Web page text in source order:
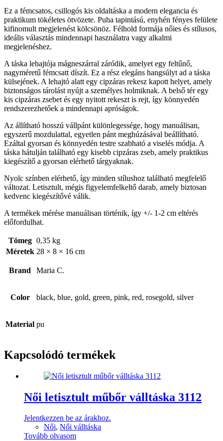
Ez a fémcsatos, csillogós kis oldaltáska a modern elegancia és
praktikum tökéletes ötvözete. Puha tapintású, enyhén fényes felülete
kifinomult megjelenést kölcsönöz. Félhold formája nőies és stílusos,
ideális választás mindennapi használatra vagy alkalmi
megjelenéshez.
A táska lehajtója mágneszárral záródik, amelyet egy feltűnő,
nagyméretű fémcsatt díszít. Ez a rész elegáns hangsúlyt ad a táska
külsejének. A lehajtó alatt egy cipzáras rekesz kapott helyet, amely
biztonságos tárolást nyújt a személyes holmiknak. A belső tér egy
kis cipzáras zsebet és egy nyitott rekeszt is rejt, így könnyedén
rendszerezhetőek a mindennapi apróságok.
Az állítható hosszú vállpánt különlegessége, hogy manuálisan,
egyszerű mozdulattal, egyetlen pánt meghúzásával beállítható.
Ezáltal gyorsan és könnyedén testre szabható a viselés módja. A
táska hátulján található egy kisebb cipzáras zseb, amely praktikus
kiegészítő a gyorsan elérhető tárgyaknak.
Nyolc színben elérhető, így minden stílushoz található megfelelő
változat. Letisztult, mégis figyelemfelkeltő darab, amely biztosan
kedvenc kiegészítővé válik.
A termékek mérése manuálisan történik, így +/- 1-2 cm eltérés
előfordulhat.
Tömeg 0,35 kg
Méretek 28 × 8 × 16 cm
Brand Maria C.
Color black, blue, gold, green, pink, red, rosegold, silver
Material pu
Kapcsolódó termékek
Női letisztult műbőr válltáska 3112
Jelentkezzen be az árakhoz.
Női, Női válltáska
Tovább olvasom